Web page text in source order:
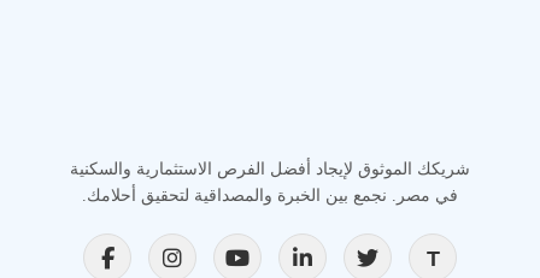
شريكك الموثوق لإيجاد أفضل الفرص الاستثمارية والسكنية
في مصر. نجمع بين الخبرة والمصداقية لتحقيق أحلامك.